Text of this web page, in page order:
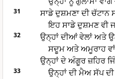
31
ਸਾਡੇ ਦੁਸ਼ਮਣਾ ਦੀ ਚੱਟਾਨ
ਇਹ ਸਾਡੇ ਦੁਸ਼ਮਣ ਵੀ
32
ਉਨ੍ਹਾਂ ਦੀਆਂ ਵੇਲਾਂ ਅਤੇ
ਸਦੂਮ ਅਤੇ ਅਮੂਰਾਹ
ਉਨ੍ਹਾਂ ਦੇ ਅੰਗੂਰ ਜ਼ਹਿਰ
33 ਉਨ੍ਹਾਂ ਦੀ ਮੈਅ ਸੱਪ ਦੀ